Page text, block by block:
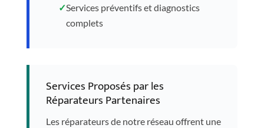
✓Services préventifs et diagnostics
complets
Services Proposés par les
Réparateurs Partenaires
Les réparateurs de notre réseau offrent une